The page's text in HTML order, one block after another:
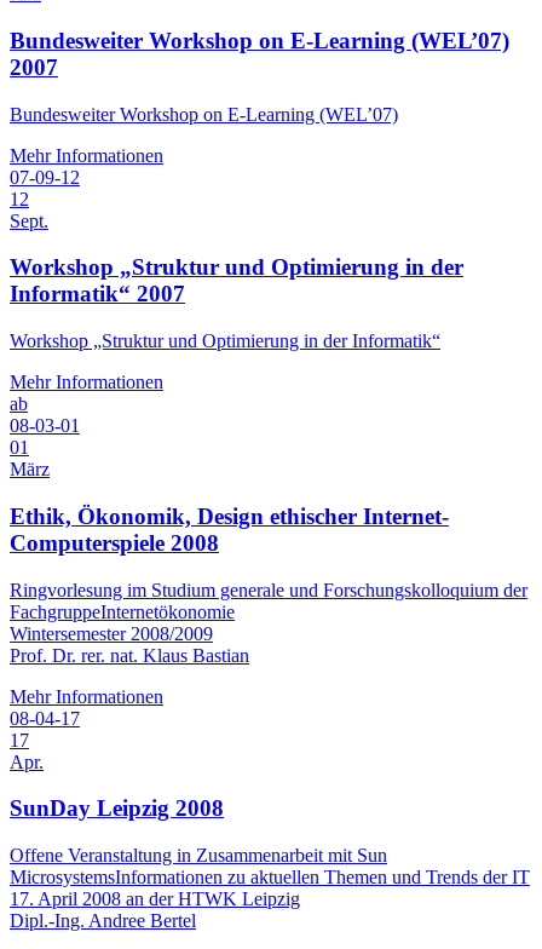
Bundesweiter Workshop on E-Learning (WEL’07)
2007
Bundesweiter Workshop on E-Learning (WEL’07)
Mehr Informationen
07-09-12
12
Sept.
Workshop „Struktur und Optimierung in der
Informatik“ 2007
Workshop „Struktur und Optimierung in der Informatik“
Mehr Informationen
ab
08-03-01
01
März
Ethik, Ökonomik, Design ethischer Internet-
Computerspiele 2008
Ringvorlesung im Studium generale und Forschungskolloquium der
FachgruppeInternetökonomie
Wintersemester 2008/2009
Prof. Dr. rer. nat. Klaus Bastian
Mehr Informationen
08-04-17
17
Apr.
SunDay Leipzig 2008
Offene Veranstaltung in Zusammenarbeit mit Sun
MicrosystemsInformationen zu aktuellen Themen und Trends der IT
17. April 2008 an der HTWK Leipzig
Dipl.-Ing. Andree Bertel